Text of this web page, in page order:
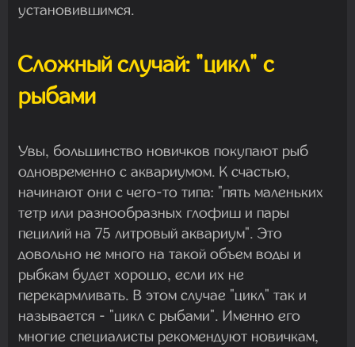
установившимся.
Сложный случай: "цикл" с
рыбами
Увы, большинство новичков покупают рыб
одновременно с аквариумом. К счастью,
начинают они с чего-то типа: "пять маленьких
тетр или разнообразных глофиш и пары
пецилий на 75 литровый аквариум". Это
довольно не много на такой объем воды и
рыбкам будет хорошо, если их не
перекармливать. В этом случае "цикл" так и
называется - "цикл с рыбами". Именно его
многие специалисты рекомендуют новичкам,